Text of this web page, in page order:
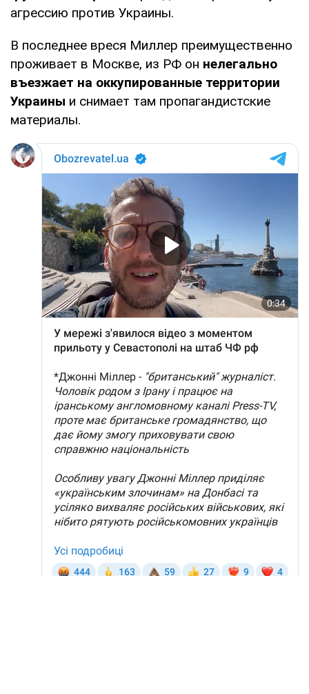
агрессию против Украины.
В последнее вреся Миллер преимущественно
проживает в Москве, из РФ он нелегально
въезжает на оккупированные территории
Украины и снимает там пропагандистские
материалы.